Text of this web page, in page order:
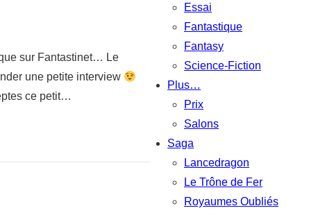
sur Fantastinet… Le
une petite interview
ce petit…
Essai
Fantastique
Fantasy
Science-Fiction
Plus…
Prix
Salons
Saga
Lancedragon
Le Trône de Fer
Royaumes Oubliés